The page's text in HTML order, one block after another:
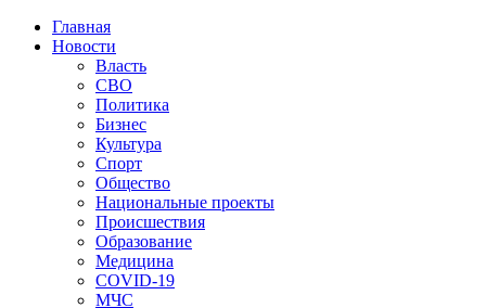
Главная
Новости
Власть
СВО
Политика
Бизнес
Культура
Спорт
Общество
Национальные проекты
Происшествия
Образование
Медицина
COVID-19
МЧС